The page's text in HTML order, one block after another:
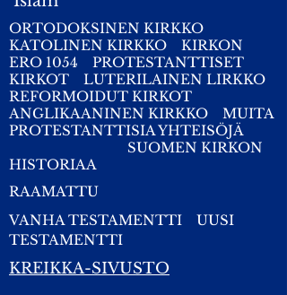
ORTODOKSINEN KIRKKO
KATOLINEN KIRKKO
KIRKON
ERO 1054
PROTESTANTTISET
KIRKOT
LUTERILAINEN LIRKKO
REFORMOIDUT KIRKOT
ANGLIKAANINEN KIRKKO
MUITA
PROTESTANTTISIA YHTEISÖJÄ
SUOMEN KIRKON
HISTORIAA
RAAMATTU
VANHA TESTAMENTTI
UUSI
TESTAMENTTI
KREIKKA-SIVUSTO